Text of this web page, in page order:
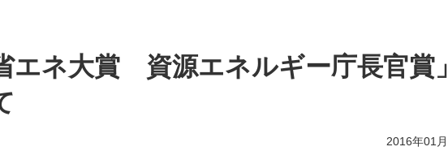
合わせ
エネ大賞 資源エネルギー庁長官賞」
2016年01